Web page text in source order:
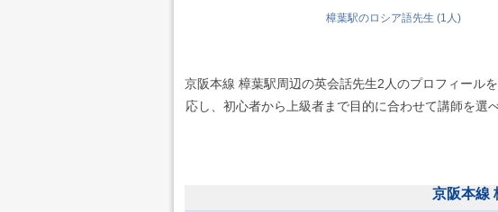
樟葉駅のロシア語先生 (1人)
京阪本線 樟葉駅周辺の英会話先生2人のプロフィール
応し、初心者から上級者まで目的に合わせて講師を
京阪本線